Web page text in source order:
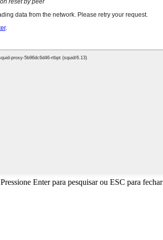
Pressione Enter para pesquisar ou ESC para fechar